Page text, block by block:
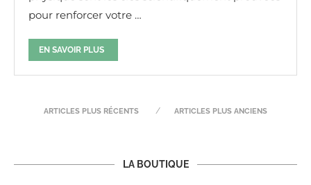
pour renforcer votre …
EN SAVOIR PLUS
ARTICLES PLUS RÉCENTS ARTICLES PLUS ANCIENS
LA BOUTIQUE